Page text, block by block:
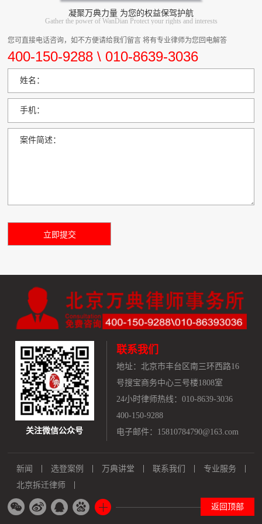
凝聚万典力量 为您的权益保驾护航
Gather the power of WanDian Protect your rights and interests
您可直接电话咨询，如不方便请给我们留言 将有专业律师为您回电解答
400-150-9288 \ 010-8639-3036
姓名：
手机：
案件简述：
关注微信公众号
联系我们
地址： 北京市丰台区南三环西路16
号搜宝商务中心三号楼1808室
24小时律师热线：010-8639-3036
400-150-9288
电子邮件：15810784790@163.com
新闻 选登案例 万典讲堂 联系我们
专业服务
北京拆迁律师
返回顶部